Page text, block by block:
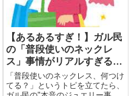
【あるあるすぎ！】ガル民
の「普段使いのネックレ
ス」事情がリアルすぎる｜
一粒ダイヤのお守り派・
Tiffany派・GU派まで大集
「普段使いのネックレス、何つけ
てる？」というトピを立てたら、